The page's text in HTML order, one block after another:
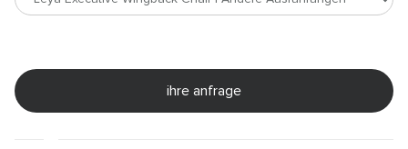
ihre anfrage